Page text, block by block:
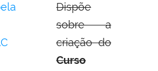
Dispõe
sobre a
criação do
Curso